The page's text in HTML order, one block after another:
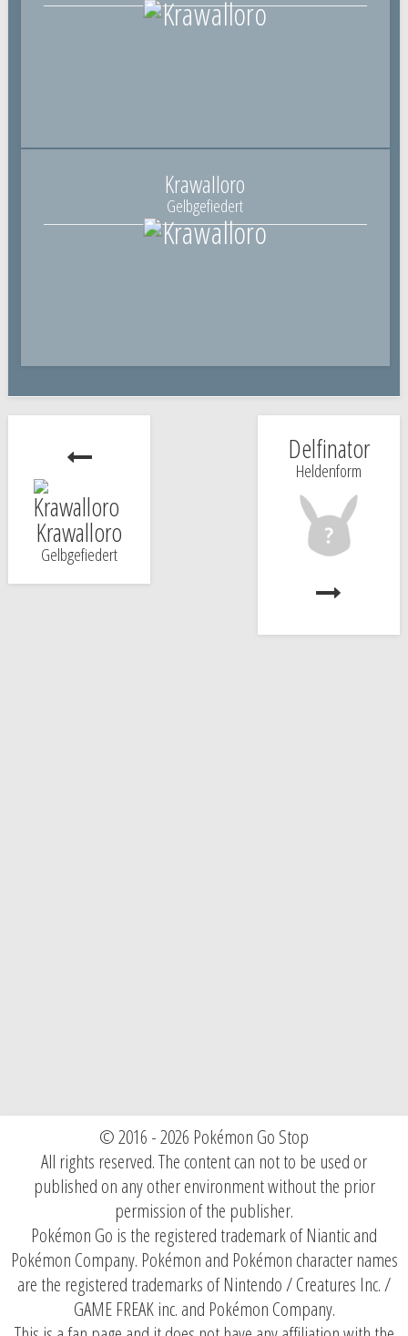
Krawalloro
Gelbgefiedert
Krawalloro
Gelbgefiedert
Delfinator
Heldenform
© 2016 - 2026 Pokémon Go Stop
All rights reserved. The content can not to be used or
published on any other environment without the prior
permission of the publisher.
Pokémon Go is the registered trademark of Niantic and
Pokémon Company. Pokémon and Pokémon character names
are the registered trademarks of Nintendo / Creatures Inc. /
GAME FREAK inc. and Pokémon Company.